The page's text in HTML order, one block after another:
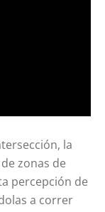
la
zonas de
percepción de
a correr